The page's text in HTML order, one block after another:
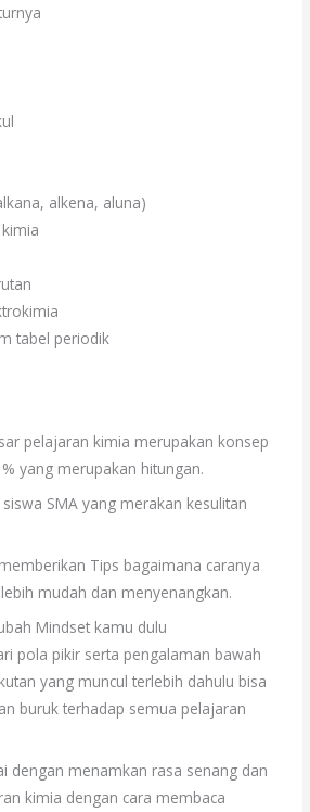
alkena, aluna)
tabel periodik
pelajaran kimia merupakan konsep
yang merupakan hitungan.
SMA yang merakan kesulitan
Tips bagaimana caranya
mudah dan menyenangkan.
Mindset kamu dulu
pola pikir serta pengalaman bawah
yang muncul terlebih dahulu bisa
buruk terhadap semua pelajaran
dengan menamkan rasa senang dan
kimia dengan cara membaca